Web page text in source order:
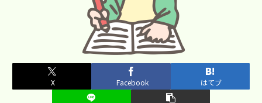
X Facebook はてブ